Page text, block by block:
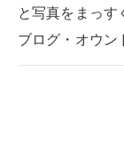
と写真をまっ
ブログ・オウン